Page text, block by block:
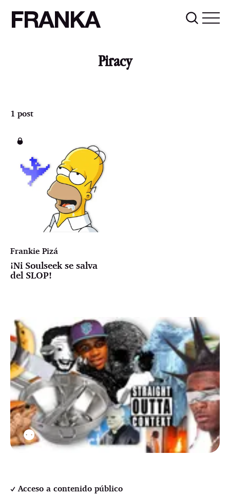
FRANKA
Piracy
1 post
Frankie Pizá
¡Ni Soulseek se salva
del SLOP!
⚉
Acceso a contenido público